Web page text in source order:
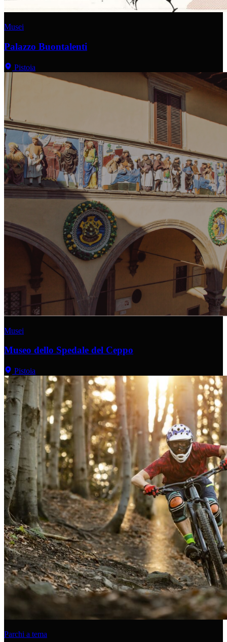
Musei
Palazzo Buontalenti
Pistoia
Musei
Museo dello Spedale del Ceppo
Pistoia
Parchi a tema